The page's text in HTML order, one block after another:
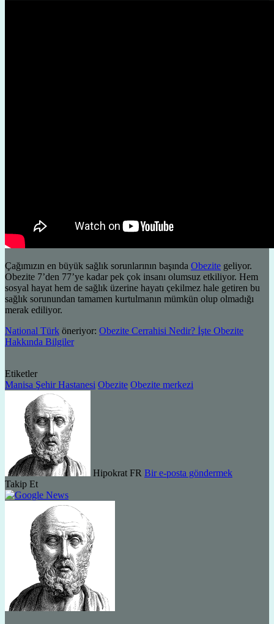
Çağımızın en büyük sağlık sorunlarının başında Obezite geliyor.
Obezite 7’den 77’ye kadar pek çok insanı olumsuz etkiliyor. Hem
sosyal hayat hem de sağlık üzerine hayatı çekilmez hale getiren bu
sağlık sorunundan tamamen kurtulmanın mümkün olup olmadığı
merak ediliyor.
National Türk öneriyor: Obezite Cerrahisi Nedir? İşte Obezite
Hakkında Bilgiler
Etiketler
Manisa Şehir Hastanesi Obezite Obezite merkezi
Hipokrat FR Bir e-posta göndermek
Takip Et